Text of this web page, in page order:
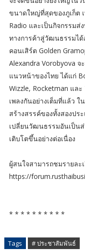
ขนาดใหญ่ที่สุดของภูเก็ต
Radio และเป็นกิจกรรมส่
ทางการค้าสู่วัฒนธรรมได้
คอนเสิร์ต Golden
Alexandra Vorobyova
แนวหน้าของไทย ได้แก่
Wizzle, Rocketman แล
เพลงกันอย่างเต็มที่แล้ว
สร้างสรรค์ของทั้งสองปร
เปลี่ยนวัฒนธรรมอันเป็น
เติบโตขึ้นอย่างต่อเนื่อง
ผู้สนใจสามารถชมรายละ
https://
* * * * * * * * * *
Tags # ประชาสัมพันธ์